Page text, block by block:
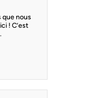
que nous
! C’est